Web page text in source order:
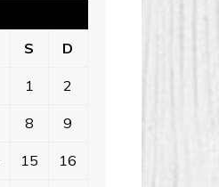
S D
1 2
8 9
15 16